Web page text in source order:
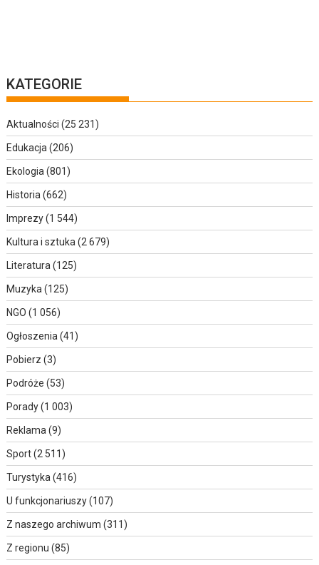
KATEGORIE
Aktualności (25 231)
Edukacja (206)
Ekologia (801)
Historia (662)
Imprezy(1 544)
Kultura i sztuka (2 679)
Literatura (125)
Muzyka (125)
NGO (1 056)
Ogłoszenia (41)
Pobierz (3)
Podróże (53)
Porady(1 003)
Reklama (9)
Sport(2 511)
Turystyka (416)
U funkcjonariuszy(107)
Z naszego archiwum (311)
Z regionu (85)